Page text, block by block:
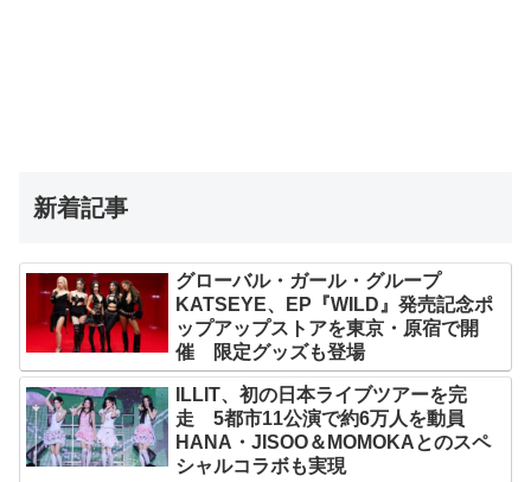
新着記事
グローバル・ガール・グループ
KATSEYE、EP『WILD』発売記念ポ
ップアップストアを東京・原宿で開
催 限定グッズも登場
ILLIT、初の日本ライブツアーを完
走 5都市11公演で約6万人を動員
HANA・JISOO＆MOMOKAとのスペ
シャルコラボも実現